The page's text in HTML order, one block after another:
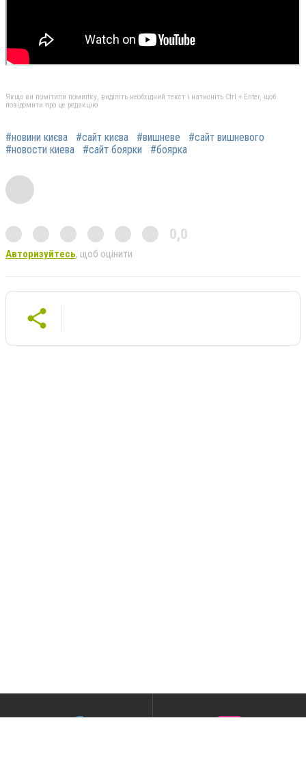
Якщо ви помітили помилку, виділіть необхідний текст і натисніть Ctrl + Enter, щоб
повідомити про це редакцію
#новини києва #сайт києва #вишневе
#сайт вишневого
#новости киева
#сайт боярки #боярка
0,0
Авторизуйтесь, щоб оцінити